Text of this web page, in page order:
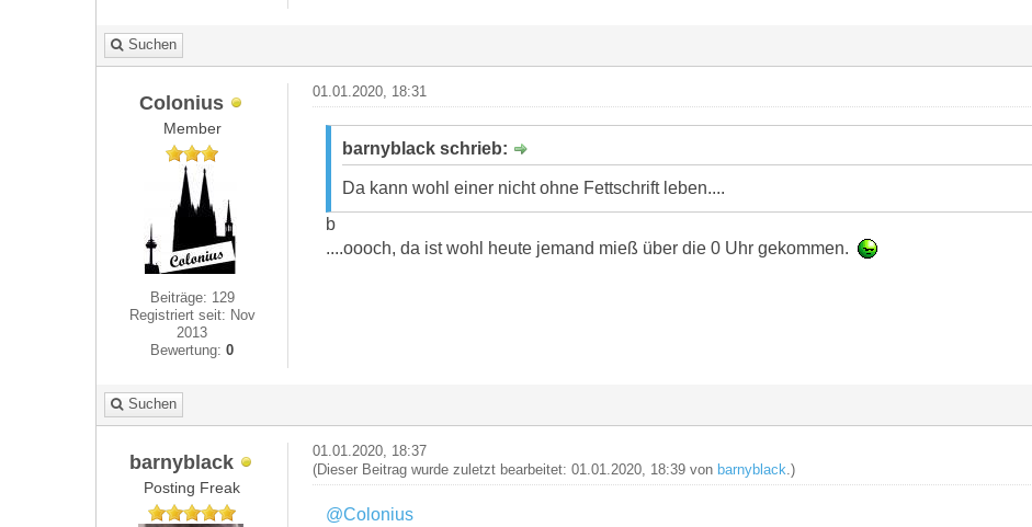
Suchen
Colonius
Member
Beiträge: 129
Registriert seit: Nov
2013
Bewertung:0
01.01.2020, 18:31
barnyblack schrieb:
Da kann wohl einer nicht ohne Fettschrift leben....
b
....oooch, da ist wohl heute jemand mieß über die 0 Uhr gekommen.
Suchen
barnyblack
Posting Freak
01.01.2020, 18:37
(Dieser Beitrag wurde zuletzt bearbeitet: 01.01.2020, 18:39 von barnyblack .)
@Colonius